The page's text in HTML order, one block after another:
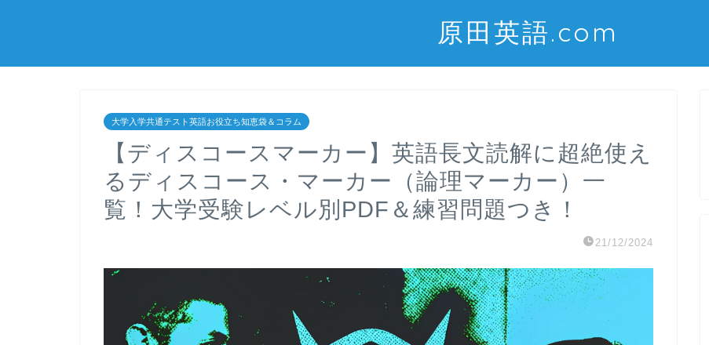
原田英語.com
大学入学共通テスト英語お役立ち知恵袋＆コラム
【ディスコースマーカー】英語長文読解に超絶使え
るディスコース・マーカー（論理マーカー）一
覧！大学受験レベル別PDF＆練習問題つき！
21/12/2024